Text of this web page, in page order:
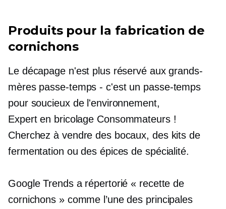
Produits pour la fabrication de
cornichons
Le décapage n'est plus réservé aux grands-
mères passe-temps - c'estun passe-temps
pour soucieux de l'environnement,
Expert en bricolage Consommateurs !
Cherchez à vendre des bocaux, des kits de
fermentation ou des épices de spécialité.
Google Trends a répertorié « recette de
cornichons » comme l’une des principales